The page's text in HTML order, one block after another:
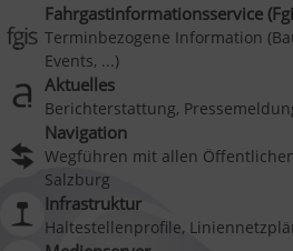
Fahrgastinformationsservice
Terminbezogene Information
Events, ...)
Aktuelles
Berichterstattung,
Navigation
Wegführen mit allen
Salzburg
Infrastruktur
Haltestellenprofile,